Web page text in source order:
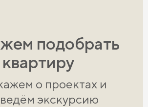
подобрать
квартиру
о проектах и
экскурсию